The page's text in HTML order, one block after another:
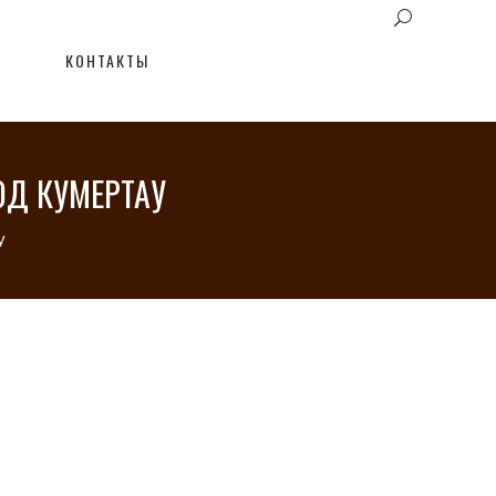
КОНТАКТЫ
КУМЕРТАУ